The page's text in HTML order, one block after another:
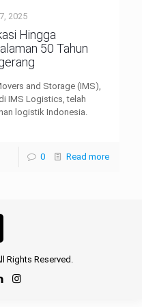
2025
Hingga
50 Tahun
and Storage (IMS),
IMS Logistics, telah
logistik Indonesia.
0 Read more
Rights Reserved.